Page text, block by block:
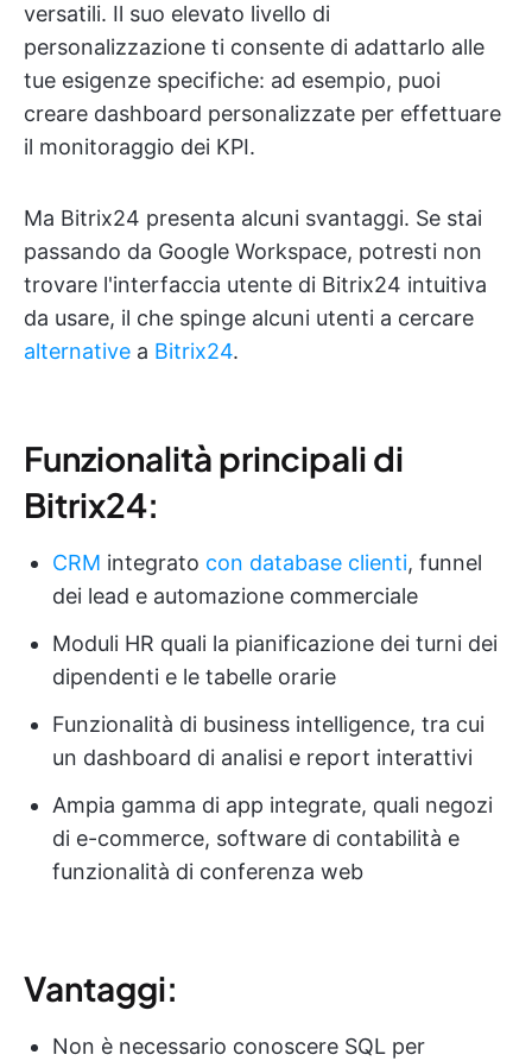
versatili. Il suo elevato livello di
personalizzazione ti consente di adattarlo alle
tue esigenze specifiche: ad esempio, puoi
creare dashboard personalizzate per effettuare
il monitoraggio dei KPI.
Ma Bitrix24 presenta alcuni svantaggi. Se stai
passando da Google Workspace, potresti non
trovare l'interfaccia utente di Bitrix24 intuitiva
da usare, il che spinge alcuni utenti a cercare
alternative a Bitrix24.
Funzionalità principali di
Bitrix24:
CRM integrato con database clienti, funnel
dei lead e automazione commerciale
Moduli HR quali la pianificazione dei turni dei
dipendenti e le tabelle orarie
Funzionalità di business intelligence, tra cui
un dashboard di analisi e report interattivi
Ampia gamma di app integrate, quali negozi
di e-commerce, software di contabilità e
funzionalità di conferenza web
Vantaggi:
Non è necessario conoscere SQL per